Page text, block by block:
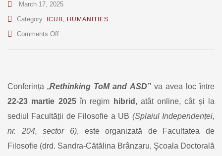
March 17, 2025
Category:
ICUB, HUMANITIES
Comments Offon
Conferința „Rethinking ToM and ASD”va avea loc între
22-23 martie 2025în regim hibrid , atât online, cât și la
sediul Facultății de Filosofie a UB (Splaiul Independenței,
nr. 204, sector 6), este organizată de Facultatea de
Filosofie (drd. Sandra-Cătălina Brânzaru, Şcoala Doctorală